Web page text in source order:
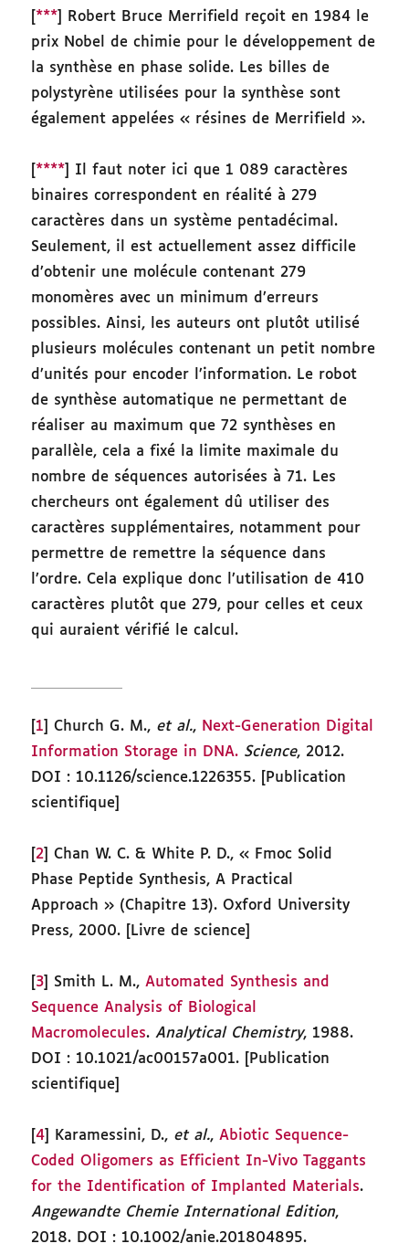
*** ] Robert Bruce Merrifield reçoit en 1984 le
prix Nobel de chimie pour le développement de
la synthèse en phase solide. Les billes de
polystyrène utilisées pour la synthèse sont
également appelées « résines de Merrifield ».
**** ] Il faut noter ici que 1 089 caractères
binaires correspondent en réalité à 279
caractères dans un système pentadécimal.
Seulement, il est actuellement assez difficile
d’obtenir une molécule contenant 279
monomères avec un minimum d’erreurs
possibles. Ainsi, les auteurs ont plutôt utilisé
plusieurs molécules contenant un petit nombre
d’unités pour encoder l’information. Le robot
de synthèse automatique ne permettant de
réaliser au maximum que 72 synthèses en
parallèle, cela a fixé la limite maximale du
nombre de séquences autorisées à 71. Les
chercheurs ont également dû utiliser des
caractères supplémentaires, notamment pour
permettre de remettre la séquence dans
l’ordre. Cela explique donc l’utilisation de 410
caractères plutôt que 279, pour celles et ceux
qui auraient vérifié le calcul.
1 ] Church G. M., et al., Next-Generation Digital
Information Storage in DNA. Science, 2012.
DOI : 10.1126/science.1226355. [Publication
scientifique]
2 ] Chan W. C. & White P. D., « Fmoc Solid
Phase Peptide Synthesis, A Practical
Approach » (Chapitre 13). Oxford University
Press, 2000. [Livre de science]
3 ] Smith L. M.,Automated Synthesis and
Sequence Analysis of Biological
Macromolecules.Analytical Chemistry, 1988.
DOI : 10.1021/ac00157a001. [Publication
scientifique]
[4 ] Karamessini, D., et al.,Abiotic Sequence-
Coded Oligomers as Efficient In-Vivo Taggants
for the Identification of Implanted Materials.
Angewandte Chemie International Edition,
2018. DOI : 10.1002/anie.201804895.